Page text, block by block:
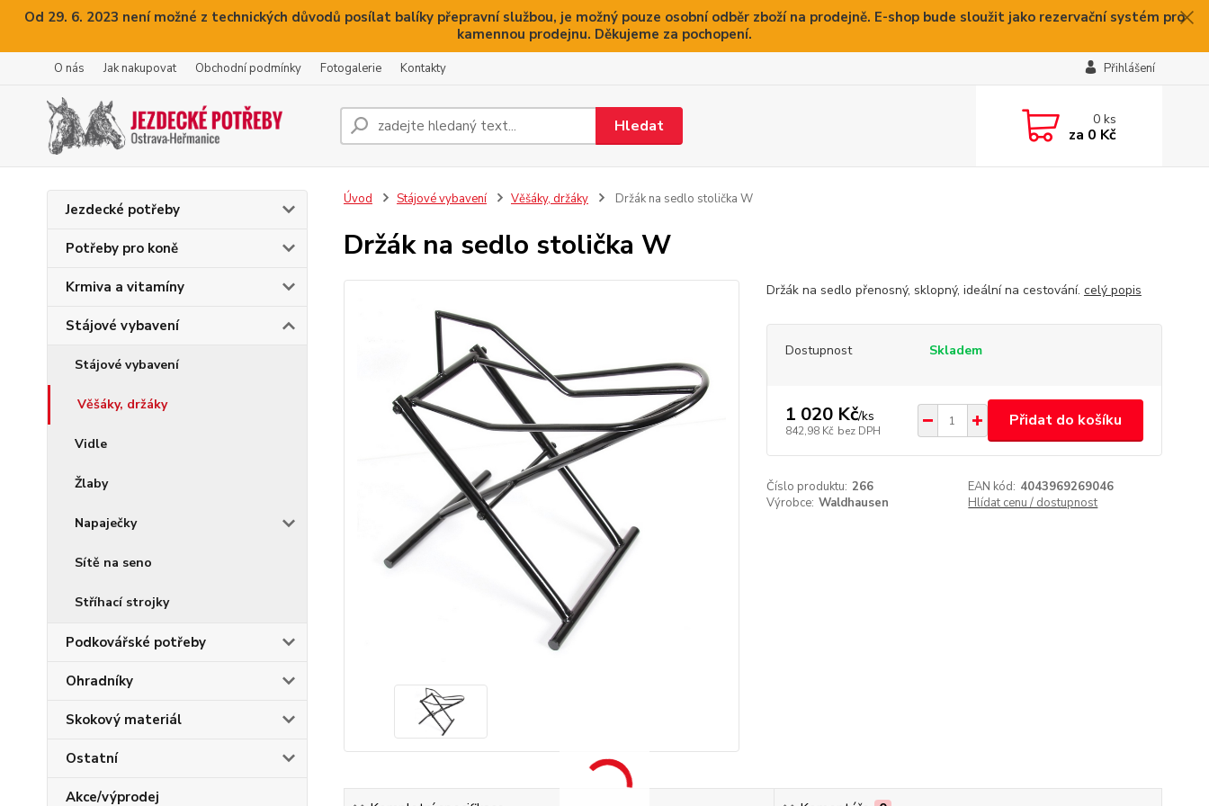
Od 29. 6. 2023 není možné z technických důvodů posílat balíky přepravní službou, je možný pouze osobní odběr zboží na prodejně. E-shop bude sloužit jako rezervační systém pro
kamennou prodejnu. Děkujeme za pochopení.
O nás Jak nakupovat Obchodní podmínky Fotogalerie Kontakty Přihlášení
Hledat 0ks
za 0 Kč
Jezdecké potřeby
Potřeby pro koně
Krmiva a vitamíny
Stájové vybavení
Stájové vybavení
Věšáky, držáky
Vidle
Žlaby
Napaječky
Sítě na seno
Stříhací strojky
Podkovářské potřeby
Ohradníky
Skokový materiál
Ostatní
Akce/výprodej
Úvod Stájové vybavení Věšáky, držáky Držák na sedlo stolička W
Držák na sedlo stolička W
Držák na sedlo přenosný, sklopný, ideální na cestování. celý popis
Dostupnost Skladem
1 020 Kč/ks
842,98 Kč bez DPH
Přidat do košíku
Číslo produktu: 266 EAN kód: 4043969269046
Výrobce: Waldhausen Hlídat cenu / dostupnost